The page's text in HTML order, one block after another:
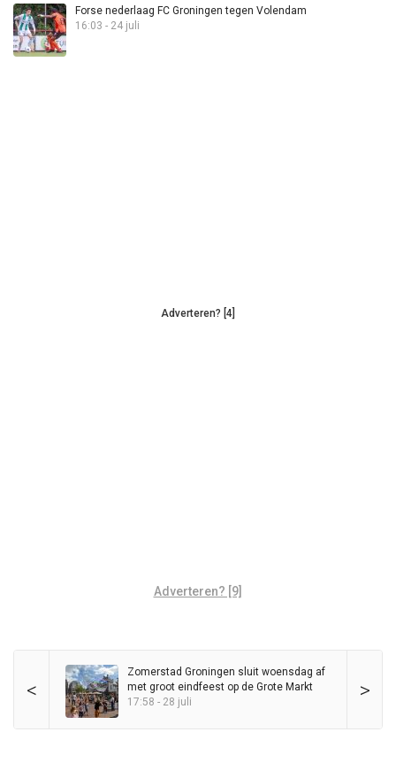
Forse nederlaag FC Groningen tegen Volendam
16:03 - 24 juli
Adverteren? [4]
Adverteren? [9]
< >
Zomerstad Groningen sluit woensdag af
met groot eindfeest op de Grote Markt
17:58 - 28 juli